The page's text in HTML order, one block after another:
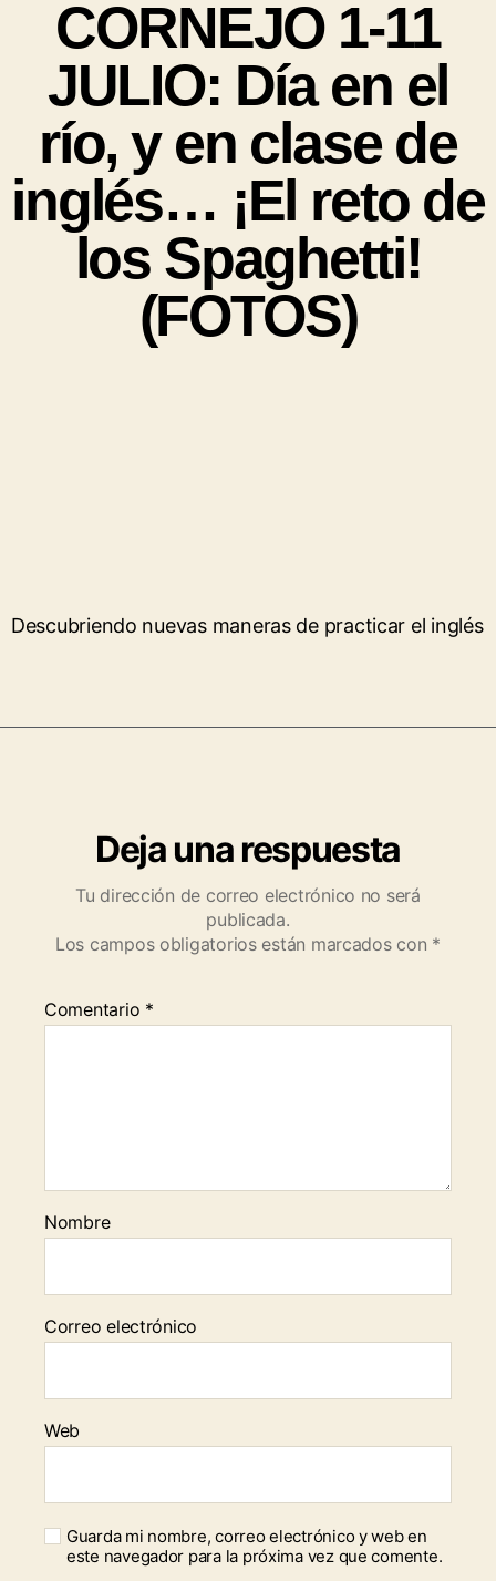
CORNEJO 1-11
JULIO: Día en el
río, y en clase de
inglés… ¡El reto de
los Spaghetti!
(FOTOS)
Descubriendo nuevas maneras de practicar el inglés
Deja una respuesta
Tu dirección de correo electrónico no será
publicada.
Los campos obligatorios están marcados con *
Comentario *
Nombre
Correo electrónico
Web
Guarda mi nombre, correo electrónico y web en
este navegador para la próxima vez que comente.